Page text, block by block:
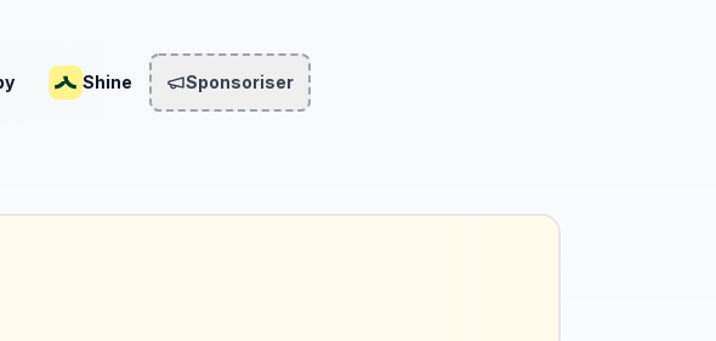
Shine Sponsoriser